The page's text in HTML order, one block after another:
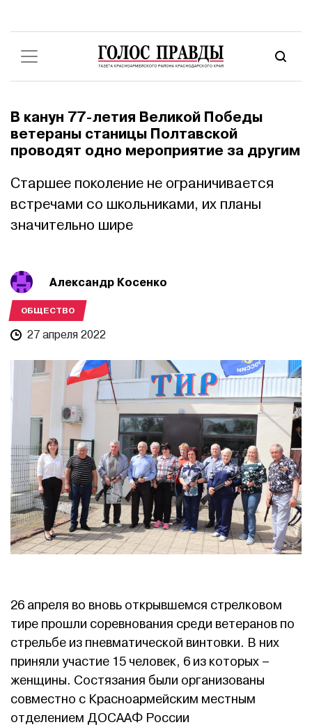
В канун 77-летия Великой Победы
ветераны станицы Полтавской
проводят одно мероприятие за другим
Старшее поколение не ограничивается
встречами со школьниками, их планы
значительно шире
Александр Косенко
ОБЩЕСТВО
27 апреля 2022
26 апреля во вновь открывшемся стрелковом
тире прошли соревнования среди ветеранов по
стрельбе из пневматической винтовки. В них
приняли участие 15 человек, 6 из которых –
женщины. Состязания были организованы
совместно с Красноармейским местным
отделением ДОСААФ России